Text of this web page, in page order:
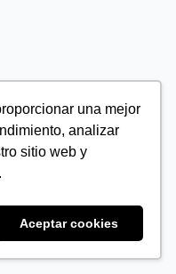
una mejor
analizar
sitio web y
Aceptar cookies